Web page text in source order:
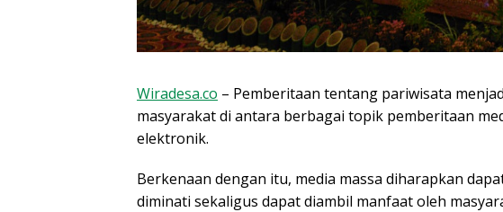
Wiradesa.co – Pemberitaan tentang pariwisata
masyarakat di antara berbagai topik pemberitaan
elektronik.
Berkenaan dengan itu, media massa diharapkan
diminati sekaligus dapat diambil manfaat oleh